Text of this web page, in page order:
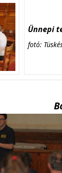
Ünnepi
fotó: